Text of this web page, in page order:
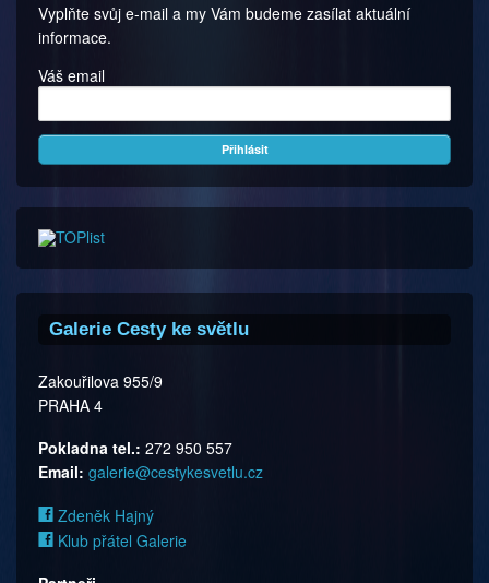
Vyplňte svůj e-mail a my Vám budeme zasílat aktuální
informace.
Váš email
Galerie Cesty ke světlu
Zakouřilova 955/9
PRAHA 4
Pokladna tel.: 272 950 557
Email: galerie@cestykesvetlu.cz
Zdeněk Hajný
Klub přátel Galerie